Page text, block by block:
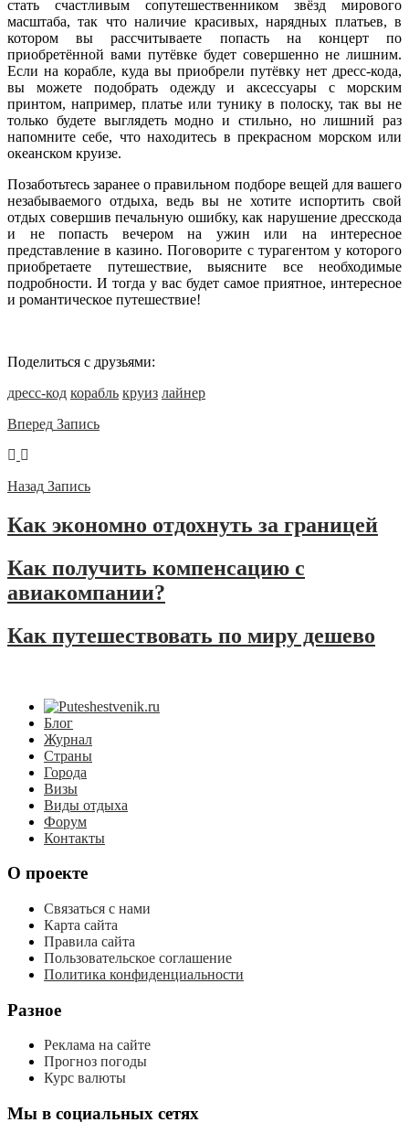
стать счастливым сопутешественником звёзд мирового
масштаба, так что наличие красивых, нарядных платьев, в
котором вы рассчитываете попасть на концерт по
приобретённой вами путёвке будет совершенно не лишним.
Если на корабле, куда вы приобрели путёвку нет дресс-кода,
вы можете подобрать одежду и аксессуары с морским
принтом, например, платье или тунику в полоску, так вы не
только будете выглядеть модно и стильно, но лишний раз
напомните себе, что находитесь в прекрасном морском или
океанском круизе.
Позаботьтесь заранее о правильном подборе вещей для вашего
незабываемого отдыха, ведь вы не хотите испортить свой
отдых совершив печальную ошибку, как нарушение дресскода
и не попасть вечером на ужин или на интересное
представление в казино. Поговорите с турагентом у которого
приобретаете путешествие, выясните все необходимые
подробности. И тогда у вас будет самое приятное, интересное
и романтическое путешествие!
Поделиться с друзьями:
дресс-код корабль круиз лайнер
Вперед Запись
Назад Запись
Как экономно отдохнуть за границей
Как получить компенсацию с
авиакомпании?
Как путешествовать по миру дешево
Блог
Журнал
Страны
Города
Визы
Виды отдыха
Форум
Контакты
О проекте
Связаться с нами
Карта сайта
Правила сайта
Пользовательское соглашение
Политика конфиденциальности
Разное
Реклама на сайте
Прогноз погоды
Курс валюты
Мы в социальных сетях